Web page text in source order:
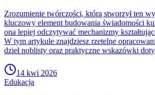
Zrozumienie twórczości, którą stworzył ten
kluczowy element budowania świadomości
ona lepiej odczytywać mechanizmy
W tym artykule znajdziesz rzetelne
dzieł noblisty oraz praktyczne wskazówki
14 kwi 2026
Edukacja